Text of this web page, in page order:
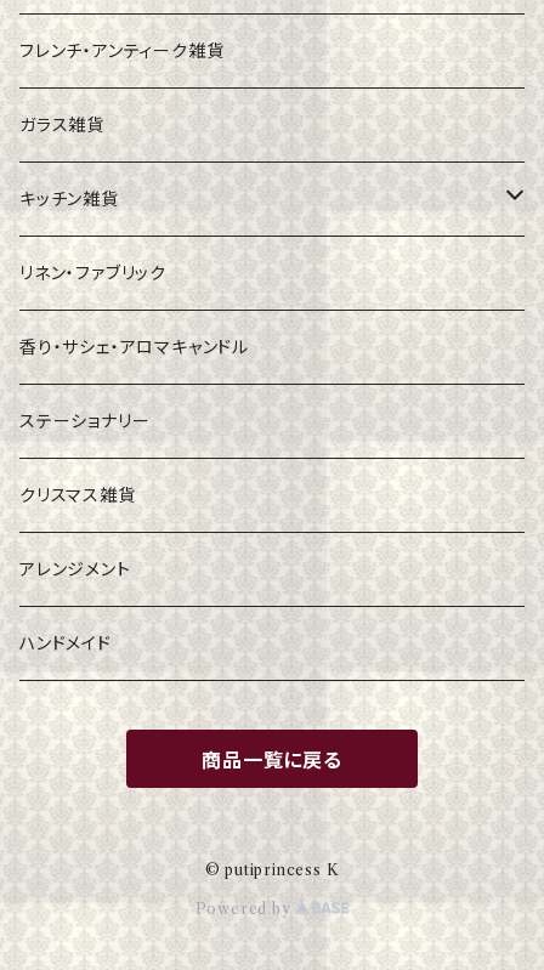
フォトフレーム
カゴ・バスケット
小物入れ
キャンドル・スタンド
花器
フレンチ・アンティーク雑貨
ガラス雑貨
キッチン雑貨
食器
カトラリー
リネン・ファブリック
香り・サシェ・アロマキャンドル
ステーショナリー
クリスマス雑貨
アレンジメント
ハンドメイド
商品一覧に戻る
© putiprincess K
Powered by